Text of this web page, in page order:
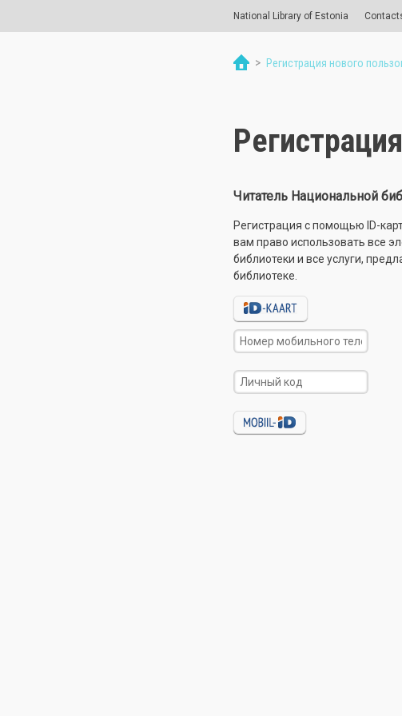
National Library of Estonia
> Регистрация нового
Читатель Национальной
Регистрация с помощью ID-
вам право использовать все
библиотеки и все услуги,
библиотеке.